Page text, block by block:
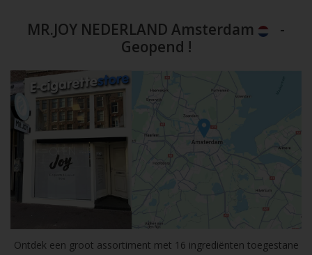
MR.JOY NEDERLAND Amsterdam
-
Geopend !
Ontdek een groot assortiment met 16 ingrediënten toegestane